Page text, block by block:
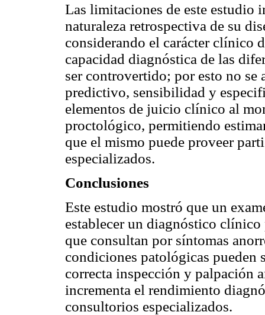
Las limitaciones de este estudio
naturaleza retrospectiva de su
considerando el carácter clínico
capacidad diagnóstica de las
ser controvertido; por esto no
predictivo, sensibilidad y
elementos de juicio clínico al
proctológico, permitiendo
que el mismo puede proveer
especializados.
Conclusiones
Este estudio mostró que un
establecer un diagnóstico
que consultan por síntomas
condiciones patológicas pueden
correcta inspección y palpación
incrementa el rendimiento
consultorios especializados.